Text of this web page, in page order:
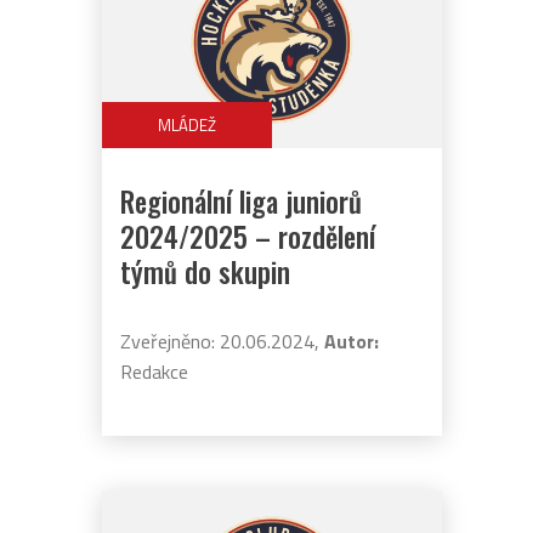
MLÁDEŽ
Regionální liga juniorů
2024/2025 – rozdělení
týmů do skupin
Zveřejněno: 20.06.2024, Autor:
Redakce